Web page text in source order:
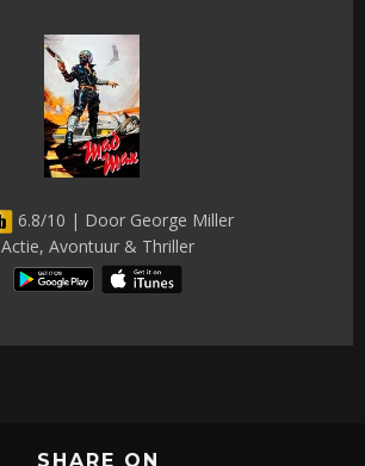
6.8/10 | Door George Miller
Actie, Avontuur & Thriller
SHARE ON